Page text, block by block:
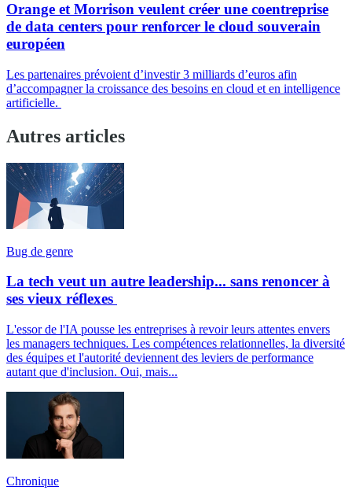
Orange et Morrison veulent créer une coentreprise
de data centers pour renforcer le cloud souverain
européen
Les partenaires prévoient d’investir 3 milliards d’euros afin
d’accompagner la croissance des besoins en cloud et en intelligence
artificielle.
Autres articles
Bug de genre
La tech veut un autre leadership... sans renoncer à
ses vieux réflexes
L'essor de l'IA pousse les entreprises à revoir leurs attentes envers
les managers techniques. Les compétences relationnelles, la diversité
des équipes et l'autorité deviennent des leviers de performance
autant que d'inclusion. Oui, mais...
Chronique